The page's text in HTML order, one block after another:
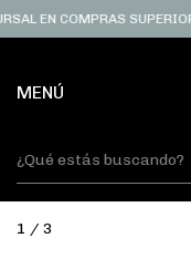
EN COMPRAS
MENÚ
1 / 3